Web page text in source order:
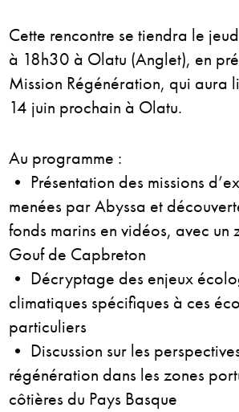
Cette rencontre se tiendra le
à 18h30 à Olatu (Anglet), en
Mission Régénération, qui aura
14 juin prochain à Olatu.
Au programme :
• Présentation des missions
menées par Abyssa et
fonds marins en vidéos, avec un
Gouf de Capbreton
• Décryptage des enjeux
climatiques spécifiques à ces
particuliers
• Discussion sur les
régénération dans les zones
côtières du Pays Basque